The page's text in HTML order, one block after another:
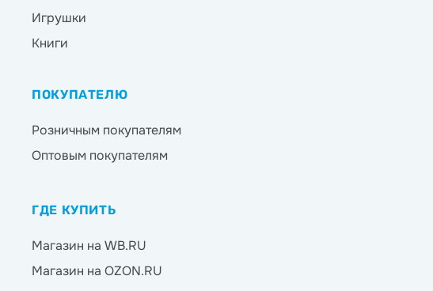
Игрушки
Книги
ПОКУПАТЕЛЮ
Розничным покупателям
Оптовым покупателям
ГДЕ КУПИТЬ
Магазин на WB.RU
Магазин на OZON.RU